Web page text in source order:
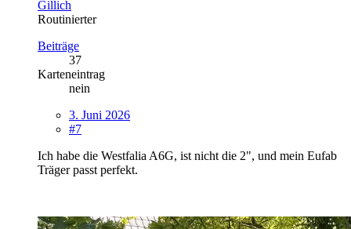
Gillich
Routinierter
Beiträge
37
Karteneintrag
nein
3. Juni 2026
#7
Ich habe die Westfalia A6G, ist nicht die 2", und mein Eufab
Träger passt perfekt.